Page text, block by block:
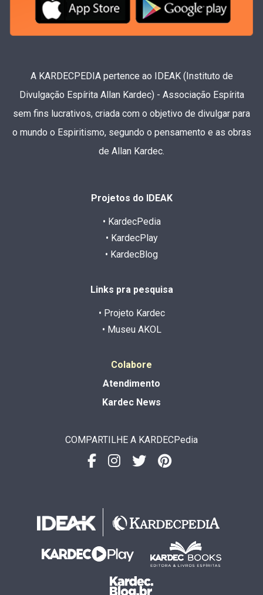
A KARDECPEDIA pertence ao IDEAK (Instituto de
Divulgação Espírita Allan Kardec) - Associação Espírita
sem fins lucrativos, criada com o objetivo de divulgar para
o mundo o Espiritismo, segundo o pensamento e as obras
de Allan Kardec.
Projetos do IDEAK
• KardecPedia
• KardecPlay
• KardecBlog
Links pra pesquisa
• Projeto Kardec
• Museu AKOL
Colabore
Atendimento
Kardec News
COMPARTILHE A KARDECPedia